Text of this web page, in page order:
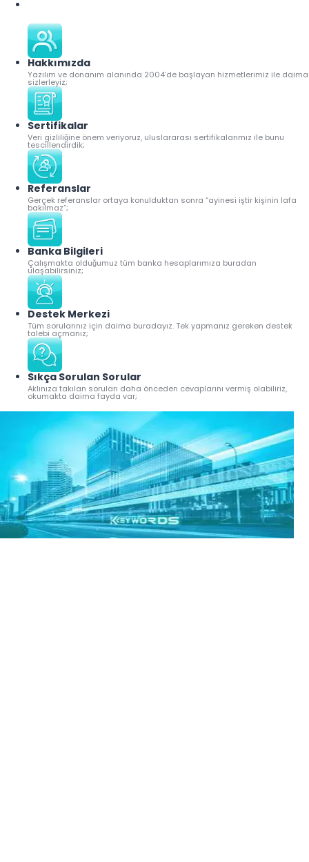
Hakkımızda
Yazılım ve donanım alanında 2004’de başlayan hizmetlerimiz ile daima
sizlerleyiz;
Sertifikalar
Veri gizliliğine önem veriyoruz, uluslararası sertifikalarımız ile bunu
tescillendirdik;
Referanslar
Gerçek referanslar ortaya konulduktan sonra “ayinesi iştir kişinin lafa
bakılmaz”;
Banka Bilgileri
Çalışmakta olduğumuz tüm banka hesaplarımıza buradan
ulaşabilirsiniz;
Destek Merkezi
Tüm sorularınız için daima buradayız. Tek yapmanız gereken destek
talebi açmanız;
Sıkça Sorulan Sorular
Aklınıza takılan soruları daha önceden cevaplarını vermiş olabiliriz,
okumakta daima fayda var;